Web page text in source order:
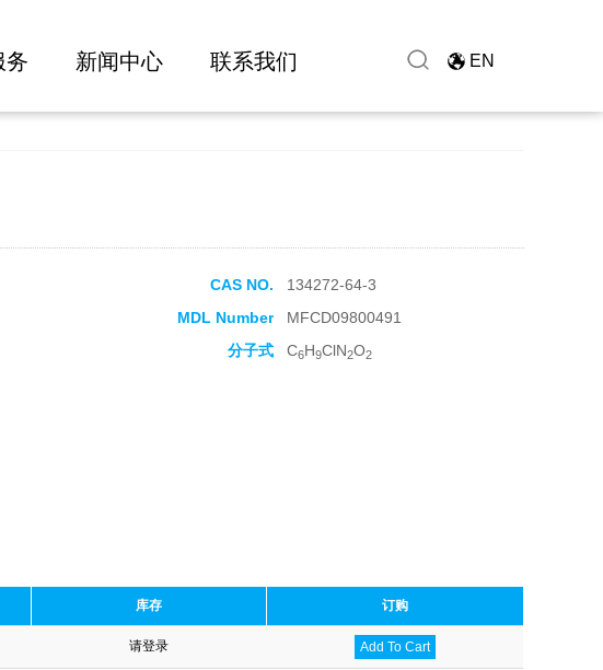
务 新闻中心 联系我们 EN
CAS NO.
134272-64-3
MDL Number
MFCD09800491
分子式 C6H9ClN2O2
库存 订购
请登录 Add To Cart